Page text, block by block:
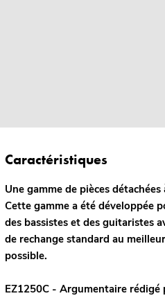
Caractéristiques
Une gamme de pièces
Cette gamme a été développée
des bassistes et des guitaristes
de rechange standard au
possible.
EZ1250C - Argumentaire rédigé